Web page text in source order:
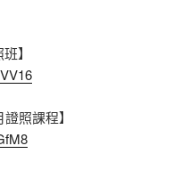
】
照課程】